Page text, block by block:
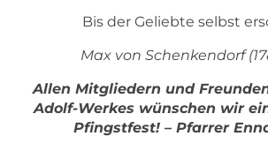
Bis der Geliebte selbst
Max von Schenkendorf
Allen Mitgliedern und
Adolf-Werkes wünschen wir
Pfingstfest! – Pfarrer